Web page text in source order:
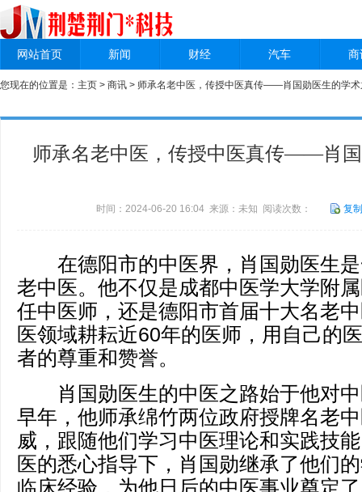
网站首页 新闻 财经 汽车
您现在的位置是： 主页 > 商讯 > 师承名老中医，传授中医真传——肖国勋医生的学术
师承名老中医，传授中医真传——肖
时间：2024-06-20 16:04 来源：未知 阅读次数： 复
在德阳市的中医界，肖国勋医生是
老中医。他不仅是成都中医学大学附
任中医师，还是德阳市首届十大名老
医领域耕耘近60年的医师，用自己的
者的尊重和赞誉。
肖国勋医生的中医之路始于他对中
早年，他师承绵竹两位政府授牌名老
威，跟随他们学习中医理论和实践技
医的悉心指导下，肖国勋继承了他们
临床经验，为他日后的中医事业奠定